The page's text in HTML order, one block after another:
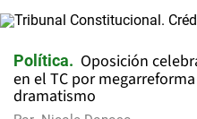
Política
Oposición
en el TC por
dramatismo